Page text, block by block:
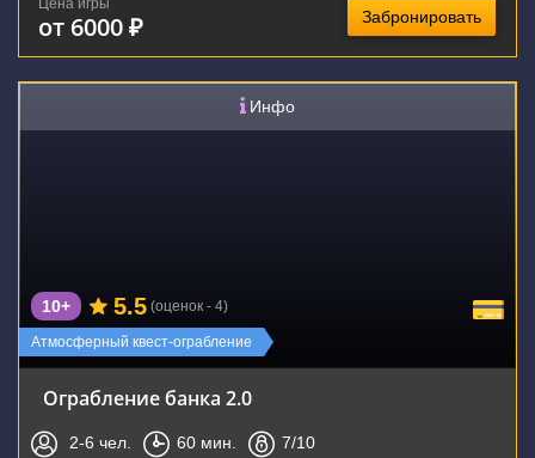
Цена игры
от 6000 ₽ Забронировать
Инфо
Атмосферный квест-ограбление
10+ 5.5 (оценок - 4)
Ограбление банка 2.0
2-6 чел. 60 мин. 7/10